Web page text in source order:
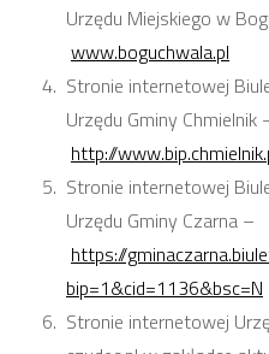
Urzędu Miejskiego w
www.boguchwala.pl
Stronie internetowej
Urzędu Gminy Chmielnik
http://
Stronie internetowej
Urzędu Gminy Czarna –
https://
bip=1&cid=1136&bsc=N
Stronie internetowej